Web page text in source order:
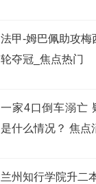
法甲-姆巴佩助攻梅
轮夺冠_焦点热门
一家4口倒车溺亡
是什么情况？ 焦点
兰州知行学院升二